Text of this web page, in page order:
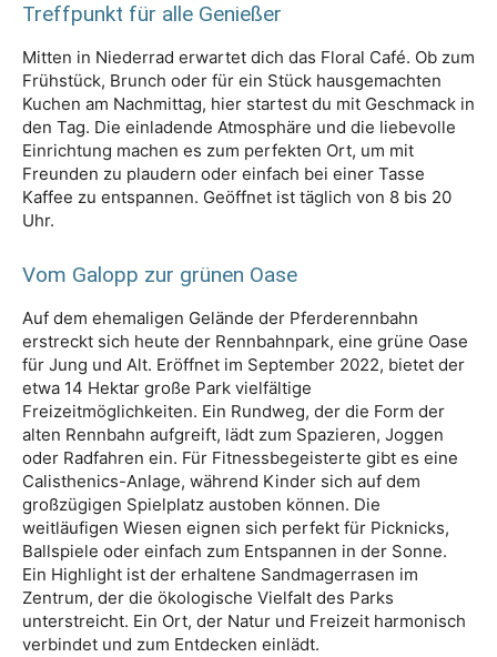
Treffpunkt für alle Genießer
Mitten in Niederrad erwartet dich das Floral Café. Ob zum
Frühstück, Brunch oder für ein Stück hausgemachten
Kuchen am Nachmittag, hier startest du mit Geschmack in
den Tag. Die einladende Atmosphäre und die liebevolle
Einrichtung machen es zum perfekten Ort, um mit
Freunden zu plaudern oder einfach bei einer Tasse
Kaffee zu entspannen. Geöffnet ist täglich von 8 bis 20
Uhr.
Vom Galopp zur grünen Oase
Auf dem ehemaligen Gelände der Pferderennbahn
erstreckt sich heute der Rennbahnpark, eine grüne Oase
für Jung und Alt. Eröffnet im September 2022, bietet der
etwa 14 Hektar große Park vielfältige
Freizeitmöglichkeiten. Ein Rundweg, der die Form der
alten Rennbahn aufgreift, lädt zum Spazieren, Joggen
oder Radfahren ein. Für Fitnessbegeisterte gibt es eine
Calisthenics-Anlage, während Kinder sich auf dem
großzügigen Spielplatz austoben können. Die
weitläufigen Wiesen eignen sich perfekt für Picknicks,
Ballspiele oder einfach zum Entspannen in der Sonne.
Ein Highlight ist der erhaltene Sandmagerrasen im
Zentrum, der die ökologische Vielfalt des Parks
unterstreicht. Ein Ort, der Natur und Freizeit harmonisch
verbindet und zum Entdecken einlädt.